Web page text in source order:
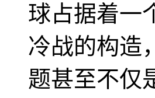
球占据着一
冷战的构造
题甚至不仅